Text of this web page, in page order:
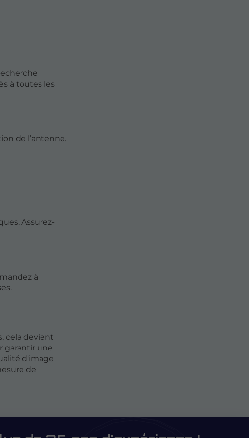
à toutes les
de l’antenne.
Assurez-
à
cela devient
garantir une
d'image
de